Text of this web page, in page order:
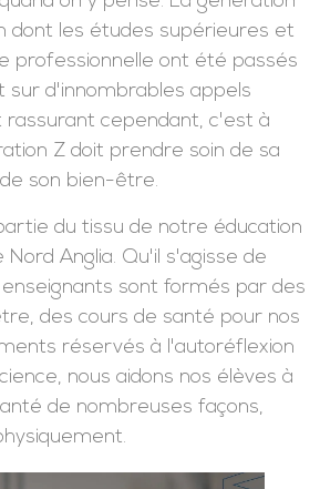
la génération Z, en ce qui
travail et à la maison, les
veiller à leur bien-être n'a
Lorsqu'il s'agit d'une vie
près de la moitié (47%) ont
compétence principale.
on y pense. La génération
dont les études supérieures et
professionnelle ont été passés
d'innombrables appels
rassurant cependant, c'est à
Z doit prendre soin de sa
de son bien-être.
du tissu de notre éducation
Nord Anglia. Qu'il s'agisse de